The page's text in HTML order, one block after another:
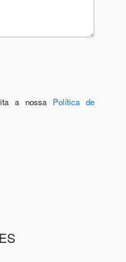
a nossa Política de